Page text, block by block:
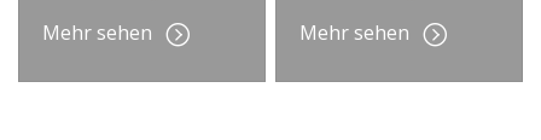
Mehr sehen Mehr sehen